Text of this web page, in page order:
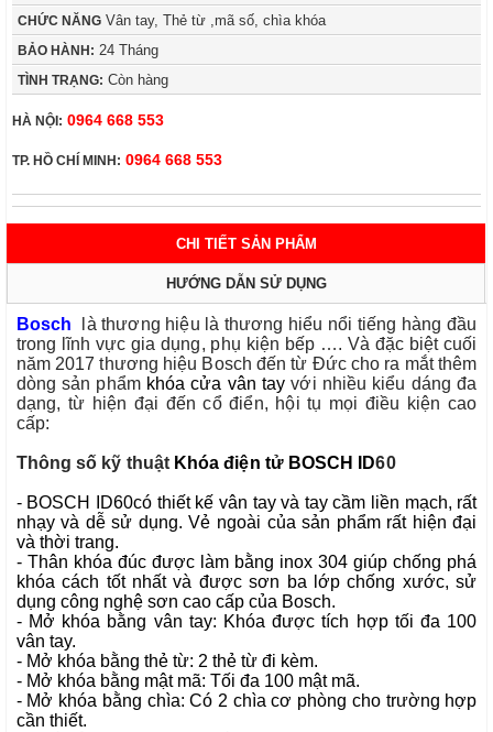
CHỨC NĂNG Vân tay, Thẻ từ ,mã số, chìa khóa
BẢO HÀNH: 24 Tháng
TÌNH TRẠNG: Còn hàng
HÀ NỘI: 0964 668 553
TP. HỒ CHÍ MINH: 0964 668 553
CHI TIẾT SẢN PHẨM
HƯỚNG DẪN SỬ DỤNG
Bosch là thương hiệu là thương hiểu nổi tiếng hàng đầu
trong lĩnh vực gia dụng, phụ kiện bếp …. Và đặc biệt cuối
năm 2017 thương hiệu Bosch đến từ Đức cho ra mắt thêm
dòng sản phẩm khóa cửa vân tay với nhiều kiểu dáng đa
dạng, từ hiện đại đến cổ điển, hội tụ mọi điều kiện cao
cấp:
Thông số kỹ thuật Khóa điện tử BOSCH ID60
- BOSCH ID60có thiết kế vân tay và tay cầm liền mạch, rất
nhạy và dễ sử dụng. Vẻ ngoài của sản phẩm rất hiện đại
và thời trang.
- Thân khóa đúc được làm bằng inox 304 giúp chống phá
khóa cách tốt nhất và được sơn ba lớp chống xước, sử
dụng công nghệ sơn cao cấp của Bosch.
- Mở khóa bằng vân tay: Khóa được tích hợp tối đa 100
vân tay.
- Mở khóa bằng thẻ từ: 2 thẻ từ đi kèm.
- Mở khóa bằng mật mã: Tối đa 100 mật mã.
- Mở khóa bằng chìa: Có 2 chìa cơ phòng cho trường hợp
cần thiết.